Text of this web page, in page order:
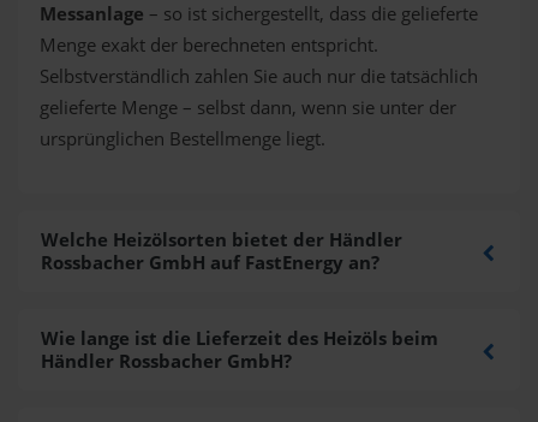
Messanlage – so ist sichergestellt, dass die gelieferte
Menge exakt der berechneten entspricht.
Selbstverständlich zahlen Sie auch nur die tatsächlich
gelieferte Menge – selbst dann, wenn sie unter der
ursprünglichen Bestellmenge liegt.
Welche Heizölsorten bietet der Händler
Rossbacher GmbH auf FastEnergy an?
Wie lange ist die Lieferzeit des Heizöls beim
Händler Rossbacher GmbH?